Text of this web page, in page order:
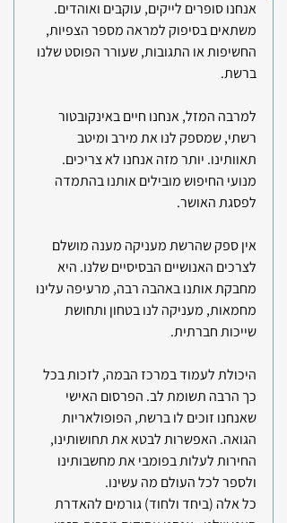
אנחנו סופרים לייקים, עוקבים ואוהדים.
משתאים בסיפוק למראה מספר הצפיות,
החשיפות או התגובות, שעורר הפוסט שלנו
ברשת.
למרבה המזל, אנחנו חיים באינקובטור
רשתי, שמספק לנו את מירב ומיטב
תאוותינו. יותר מזה אנחנו לא צריכים.
מנועי החיפוש מובילים אותנו בהתמדה
לפסגת האושר.
אין ספק שהרשת מעניקה מענה מושלם
לצרכים האנושיים הבסיסיים שלנו. היא
מחבקת אותנו באהבה רבה, מרעיפה עלינו
מחמאות, מעניקה לנו בטחון ותחושת
שייכות חברתית.
היכולת לעמוד במרכז הבמה, לזכות בכל
כך הרבה תשומת לב. הפרסום האישי
שאנחנו זוכים לו ברשת, הפופולאריות
הגואה. האפשרות לבטא את תחושותינו,
החירות לעלות בפומבי את מחשבותינו
ולספר לכל העולם מה עשינו.
כל אלה (ביחד ולחוד) גורמים להאדרת